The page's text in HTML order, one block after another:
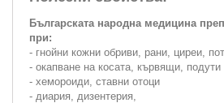
Българската народна медицина
при:
- гнойни кожни обриви, рани, циреи,
- окапване на косата, кървящи, подути
- хемороиди, ставни отоци
- диария, дизентерия,